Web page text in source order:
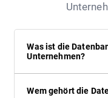
Was ist die
Unternehmen?
Wem gehört die